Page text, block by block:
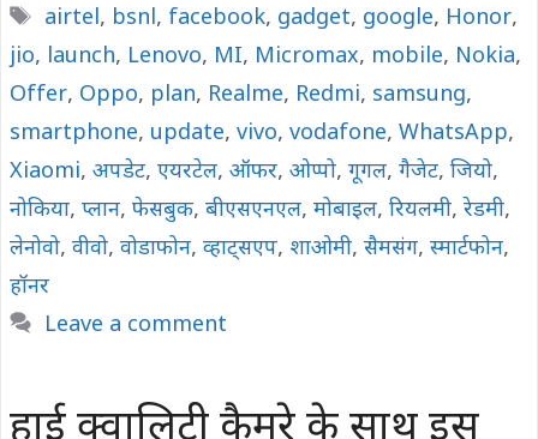
Tags
airtel, bsnl, facebook, gadget, google, Honor,
jio, launch, Lenovo, MI, Micromax, mobile, Nokia,
Offer, Oppo, plan, Realme, Redmi, samsung,
smartphone, update, vivo, vodafone, WhatsApp,
Xiaomi, अपडेट, एयरटेल, ऑफर, ओप्पो, गूगल, गैजेट, जियो,
नोकिया, प्लान, फेसबुक, बीएसएनएल, मोबाइल, रियलमी, रेडमी,
लेनोवो, वीवो, वोडाफोन, व्हाट्सएप, शाओमी, सैमसंग, स्मार्टफोन,
हॉनर
Leave a comment